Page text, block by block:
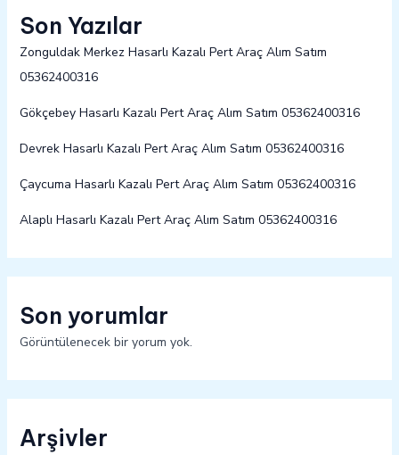
Son Yazılar
Zonguldak Merkez Hasarlı Kazalı Pert Araç Alım Satım
05362400316
Gökçebey Hasarlı Kazalı Pert Araç Alım Satım 05362400316
Devrek Hasarlı Kazalı Pert Araç Alım Satım 05362400316
Çaycuma Hasarlı Kazalı Pert Araç Alım Satım 05362400316
Alaplı Hasarlı Kazalı Pert Araç Alım Satım 05362400316
Son yorumlar
Görüntülenecek bir yorum yok.
Arşivler